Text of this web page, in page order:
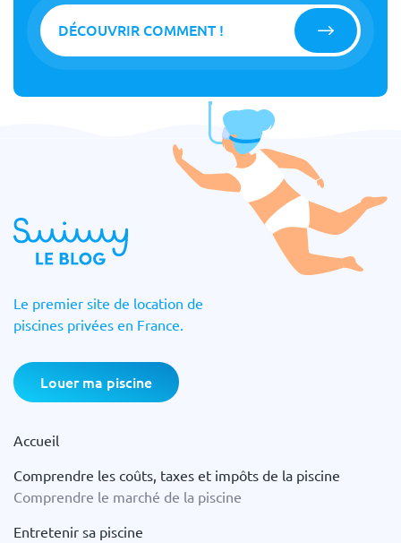
DÉCOUVRIR COMMENT !
Le premier site de location de
piscines privées en France.
Louer ma piscine
Accueil
Comprendre les coûts, taxes et impôts de la piscine
Comprendre le marché de la piscine
Entretenir sa piscine